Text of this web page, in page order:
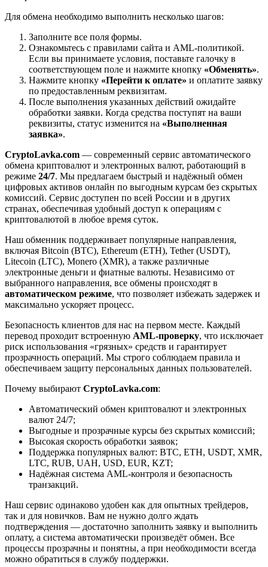
Для обмена необходимо выполнить несколько шагов:
Заполните все поля формы.
Ознакомьтесь с правилами сайта и AML-политикой.
Если вы принимаете условия, поставьте галочку в
соответствующем поле и нажмите кнопку «Обменять».
Нажмите кнопку «Перейти к оплате» и оплатите заявку
по предоставленным реквизитам.
После выполнения указанных действий ожидайте
обработки заявки. Когда средства поступят на ваши
реквизиты, статус изменится на «Выполненная
заявка».
CryptoLavka.com — современный сервис автоматического
обмена криптовалют и электронных валют, работающий в
режиме 24/7. Мы предлагаем быстрый и надёжный обмен
цифровых активов онлайн по выгодным курсам без скрытых
комиссий. Сервис доступен по всей России и в других
странах, обеспечивая удобный доступ к операциям с
криптовалютой в любое время суток.
Наш обменник поддерживает популярные направления,
включая Bitcoin (BTC), Ethereum (ETH), Tether (USDT),
Litecoin (LTC), Monero (XMR), а также различные
электронные деньги и фиатные валюты. Независимо от
выбранного направления, все обмены происходят в
автоматическом режиме, что позволяет избежать задержек и
максимально ускоряет процесс.
Безопасность клиентов для нас на первом месте. Каждый
перевод проходит встроенную AML-проверку, что исключает
риск использования «грязных» средств и гарантирует
прозрачность операций. Мы строго соблюдаем правила и
обеспечиваем защиту персональных данных пользователей.
Почему выбирают CryptoLavka.com:
Автоматический обмен криптовалют и электронных
валют 24/7;
Выгодные и прозрачные курсы без скрытых комиссий;
Высокая скорость обработки заявок;
Поддержка популярных валют: BTC, ETH, USDT, XMR,
LTC, RUB, UAH, USD, EUR, KZT;
Надёжная система AML-контроля и безопасность
транзакций.
Наш сервис одинаково удобен как для опытных трейдеров,
так и для новичков. Вам не нужно долго ждать
подтверждения — достаточно заполнить заявку и выполнить
оплату, а система автоматически произведёт обмен. Все
процессы прозрачны и понятны, а при необходимости всегда
можно обратиться в службу поддержки.